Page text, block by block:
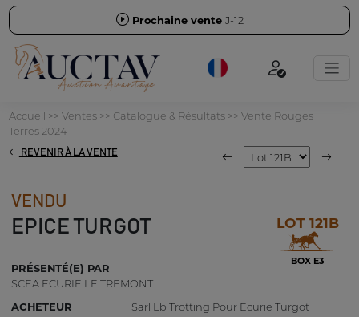
Prochaine vente J-12
Accueil >> Ventes>> Catalogue & Résultats>> Vente Rouges
Terres 2024
REVENIR À LA VENTE
VENDU
EPICE TURGOT LOT 121B
BOX E3
PRÉSENTÉ(E) PAR
SCEA ECURIE LE TREMONT
ACHETEUR
Sarl Lb Trotting Pour Ecurie Turgot